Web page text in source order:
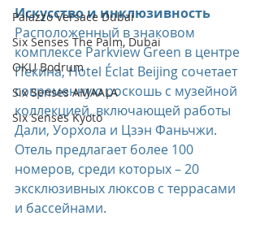
Palazzo Versace Dubai
Six Senses The Palm, Dubai
OKU Bodrum
Six Senses AMAALA
Six Senses Kyoto
Искусство и инклюзивность
Расположенный в знаковом
комплексе Parkview Green в центре
Пекина, Hotel Éclat Beijing сочетает
современную роскошь с музейной
коллекцией, включающей работы
Дали, Уорхола и Цзэн Фаньчжи.
Отель предлагает более 100
номеров, среди которых – 20
эксклюзивных люксов с террасами
и бассейнами.